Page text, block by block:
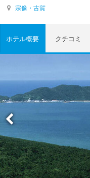
宗像・古賀
ホテル概要 クチコミ